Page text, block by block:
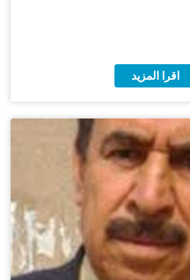
اقرا المزيد